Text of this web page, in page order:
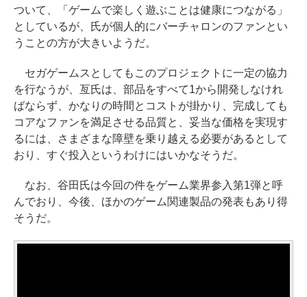
ついて、「ゲームで楽しく遊ぶことは健康につながる」
としているが、氏が個人的にバーチャロンのファンとい
うことの方が大きいようだ。
セガゲームスとしてもこのプロジェクトに一定の協力
を行なうが、亙氏は、部品をすべて1から開発しなけれ
ばならず、かなりの時間とコストが掛かり、完成しても
コアなファンを満足させる品質と、妥当な価格を実現す
るには、さまざまな障壁を乗り越える必要があるとして
おり、すぐ投入というわけにはいかなそうだ。
なお、谷田氏は今回の件をゲーム業界参入第1弾と呼
んでおり、今後、ほかのゲーム関連製品の発表もあり得
そうだ。